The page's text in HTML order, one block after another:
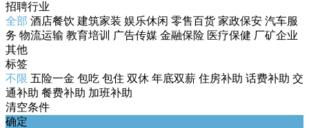
招聘行业
全部 酒店餐饮 建筑家装 娱乐休闲 零售百货 家政保安 汽车服
务 物流运输 教育培训 广告传媒 金融保险 医疗保健 厂矿企业
其他
标签
不限 五险一金 包吃 包住 双休 年底双薪 住房补助 话费补助 交
通补助 餐费补助 加班补助
清空条件
确定